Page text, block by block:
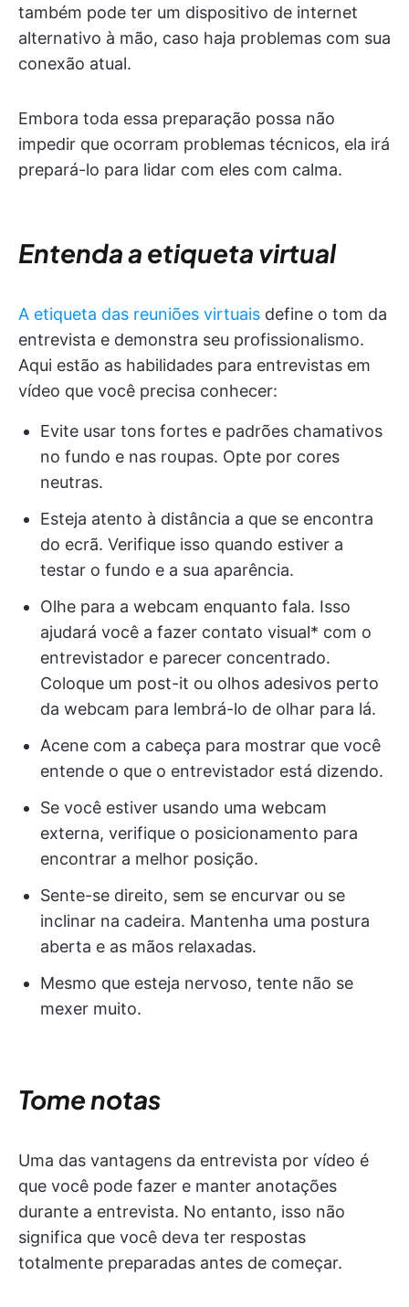
também pode ter um dispositivo de internet
alternativo à mão, caso haja problemas com sua
conexão atual.
Embora toda essa preparação possa não
impedir que ocorram problemas técnicos, ela irá
prepará-lo para lidar com eles com calma.
Entenda a etiqueta virtual
A etiqueta das reuniões virtuais define o tom da
entrevista e demonstra seu profissionalismo.
Aqui estão as habilidades para entrevistas em
vídeo que você precisa conhecer:
Evite usar tons fortes e padrões chamativos
no fundo e nas roupas. Opte por cores
neutras.
Esteja atento à distância a que se encontra
do ecrã. Verifique isso quando estiver a
testar o fundo e a sua aparência.
Olhe para a webcam enquanto fala. Isso
ajudará você a fazer contato visual* com o
entrevistador e parecer concentrado.
Coloque um post-it ou olhos adesivos perto
da webcam para lembrá-lo de olhar para lá.
Acene com a cabeça para mostrar que você
entende o que o entrevistador está dizendo.
Se você estiver usando uma webcam
externa, verifique o posicionamento para
encontrar a melhor posição.
Sente-se direito, sem se encurvar ou se
inclinar na cadeira. Mantenha uma postura
aberta e as mãos relaxadas.
Mesmo que esteja nervoso, tente não se
mexer muito.
Tome notas
Uma das vantagens da entrevista por vídeo é
que você pode fazer e manter anotações
durante a entrevista. No entanto, isso não
significa que você deva ter respostas
totalmente preparadas antes de começar.